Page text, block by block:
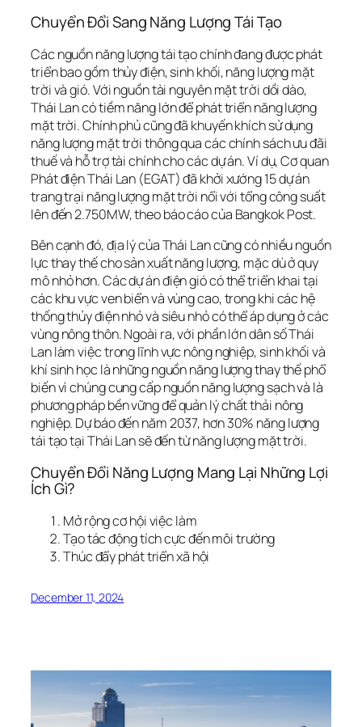
Chuyển Đổi Sang Năng Lượng Tái Tạo
Các nguồn năng lượng tái tạo chính đang được phát
triển bao gồm thủy điện, sinh khối, năng lượng mặt
trời và gió. Với nguồn tài nguyên mặt trời dồi dào,
Thái Lan có tiềm năng lớn để phát triển năng lượng
mặt trời. Chính phủ cũng đã khuyến khích sử dụng
năng lượng mặt trời thông qua các chính sách ưu đãi
thuế và hỗ trợ tài chính cho các dự án. Ví dụ, Cơ quan
Phát điện Thái Lan (EGAT) đã khởi xướng 15 dự án
trang trại năng lượng mặt trời nổi với tổng công suất
lên đến 2.750MW, theo báo cáo của Bangkok Post.
Bên cạnh đó, địa lý của Thái Lan cũng có nhiều nguồn
lực thay thế cho sản xuất năng lượng, mặc dù ở quy
mô nhỏ hơn. Các dự án điện gió có thể triển khai tại
các khu vực ven biển và vùng cao, trong khi các hệ
thống thủy điện nhỏ và siêu nhỏ có thể áp dụng ở các
vùng nông thôn. Ngoài ra, với phần lớn dân số Thái
Lan làm việc trong lĩnh vực nông nghiệp, sinh khối và
khí sinh học là những nguồn năng lượng thay thế phổ
biến vì chúng cung cấp nguồn năng lượng sạch và là
phương pháp bền vững để quản lý chất thải nông
nghiệp. Dự báo đến năm 2037, hơn 30% năng lượng
tái tạo tại Thái Lan sẽ đến từ năng lượng mặt trời.
Chuyển Đổi Năng Lượng Mang Lại Những Lợi
Ích Gì?
Mở rộng cơ hội việc làm
Tạo tác động tích cực đến môi trường
Thúc đẩy phát triển xã hội
December 11, 2024